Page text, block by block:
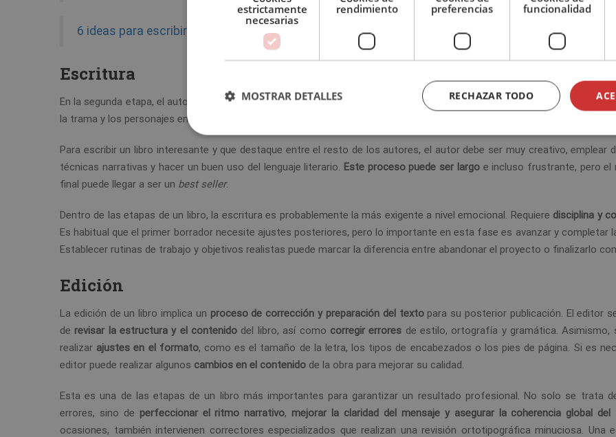
6 ideas para escribir un libro
Escritura
En la segunda etapa, el autor se dedica aredactar el contenido del libro a través de unproceso creativo
. Es decir,
la trama y los personajes en los diferentes capítulos que haya planificado previamente.
Para escribir un libro interesante y que destaque entre el resto de los autores, el autor debe ser muy creativo, emplear
técnicas narrativas y hacer un buen uso del lenguaje literario. Este proceso puede ser largoe incluso frustrante, pero el
final puede llegar a ser un best seller.
Dentro de las etapas de un libro, la escritura es probablemente la más exigente a nivel emocional. Requiere disciplina y
Es habitual que el primer borrador necesite ajustes posteriores, pero lo importante en esta fase es avanzar y completar
Establecer rutinas de trabajo y objetivos realistas puede marcar la diferencia entre abandonar el proyecto o finalizarlo
Edición
La edición de un libro implica un proceso de corrección y preparación del textopara su posterior publicación. El editor
de revisar la estructura y el contenido del libro, así como corregir errores de estilo, ortografía y gramática. Asimismo,
realizar ajustes en el formato, como es el tamaño de la letra, los tipos de encabezados o los pies de página. Si es
editor puede realizar algunos cambios en el contenido de la obra para mejorar su calidad.
Esta es una de las etapas de un libro más importantes para garantizar un resultado profesional. No solo se trata
errores, sino de perfeccionar el ritmo narrativo, mejorar la claridad del mensaje y asegurar la coherencia global
ocasiones, también intervienen correctores especializados que realizan una revisión ortotipográfica minuciosa. Una
estrictamente
necesarias
rendimiento
preferencias
funcionalidad
RECHAZAR TODO
MOSTRAR DETALLES